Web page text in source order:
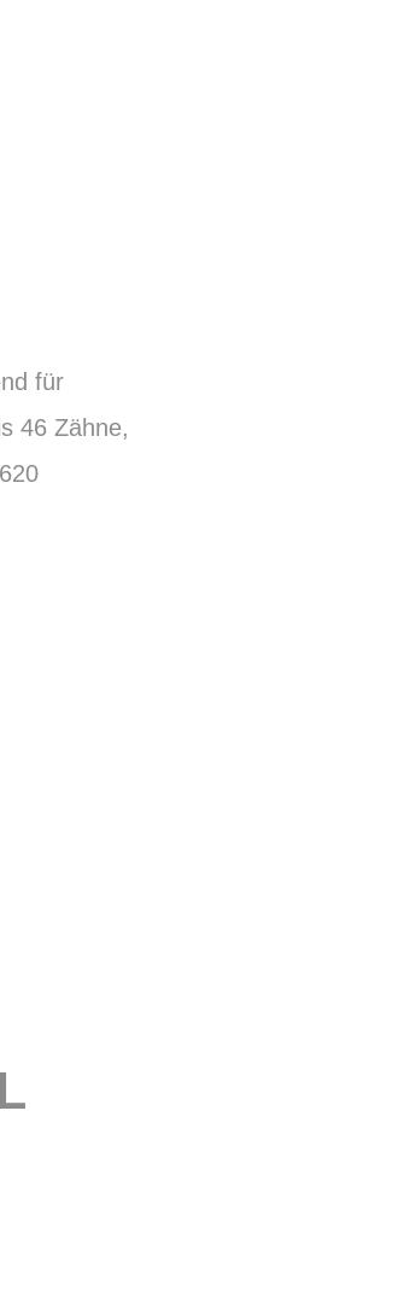
für
46 Zähne,